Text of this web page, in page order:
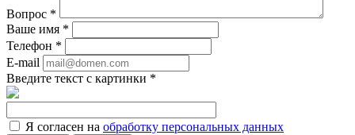
Вопрос *
Ваше имя *
Телефон *
E-mail
Введите текст с картинки *
Я согласен на обработку персональных данных